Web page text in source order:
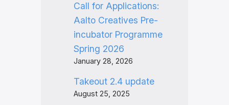
Call for Applications:
Aalto Creatives Pre-
incubator Programme
Spring 2026
January 28, 2026
Takeout 2.4 update
August 25, 2025